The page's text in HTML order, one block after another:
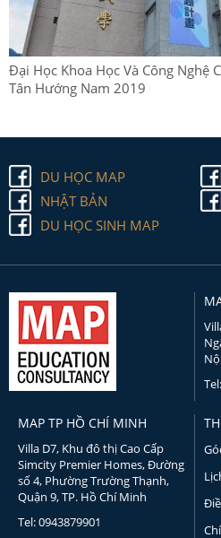
Đại Học Khoa Học Và Công Nghệ
Tân Hướng Nam 2019
DU HỌC MAP
NHẬT BẢN
DU HỌC SINH MAP
MAP TP HỒ CHÍ MINH
Villa D7, Khu đô thị Cao Cấp
Simcity Premier Homes, Đường
số 4, Phường Trường Thạnh,
Quận 9, TP. Hồ Chí Minh
Tel: 0943879901